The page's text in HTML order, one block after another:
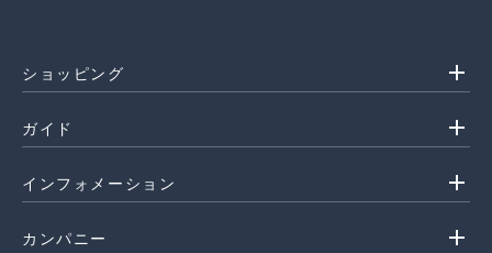
ショッピング add
ガイド add
インフォメーション add
カンパニー add